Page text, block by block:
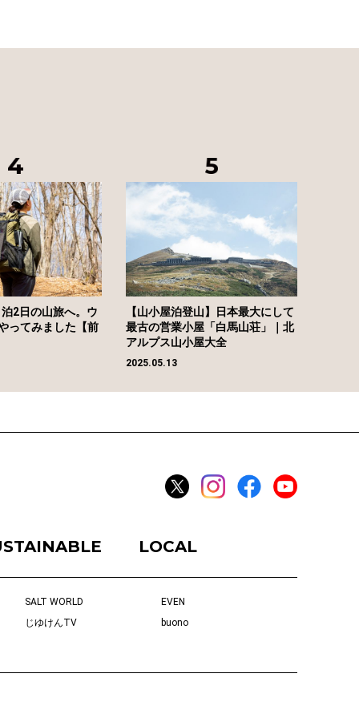
2日の山旅へ。ウ
ってみました【前
【山小屋泊登山】日本最大にして
最古の営業小屋「白馬山荘」｜北
アルプス山小屋大全
2025.05.13
LOCAL
SALT WORLD
EVEN
じゆけんTV
buono